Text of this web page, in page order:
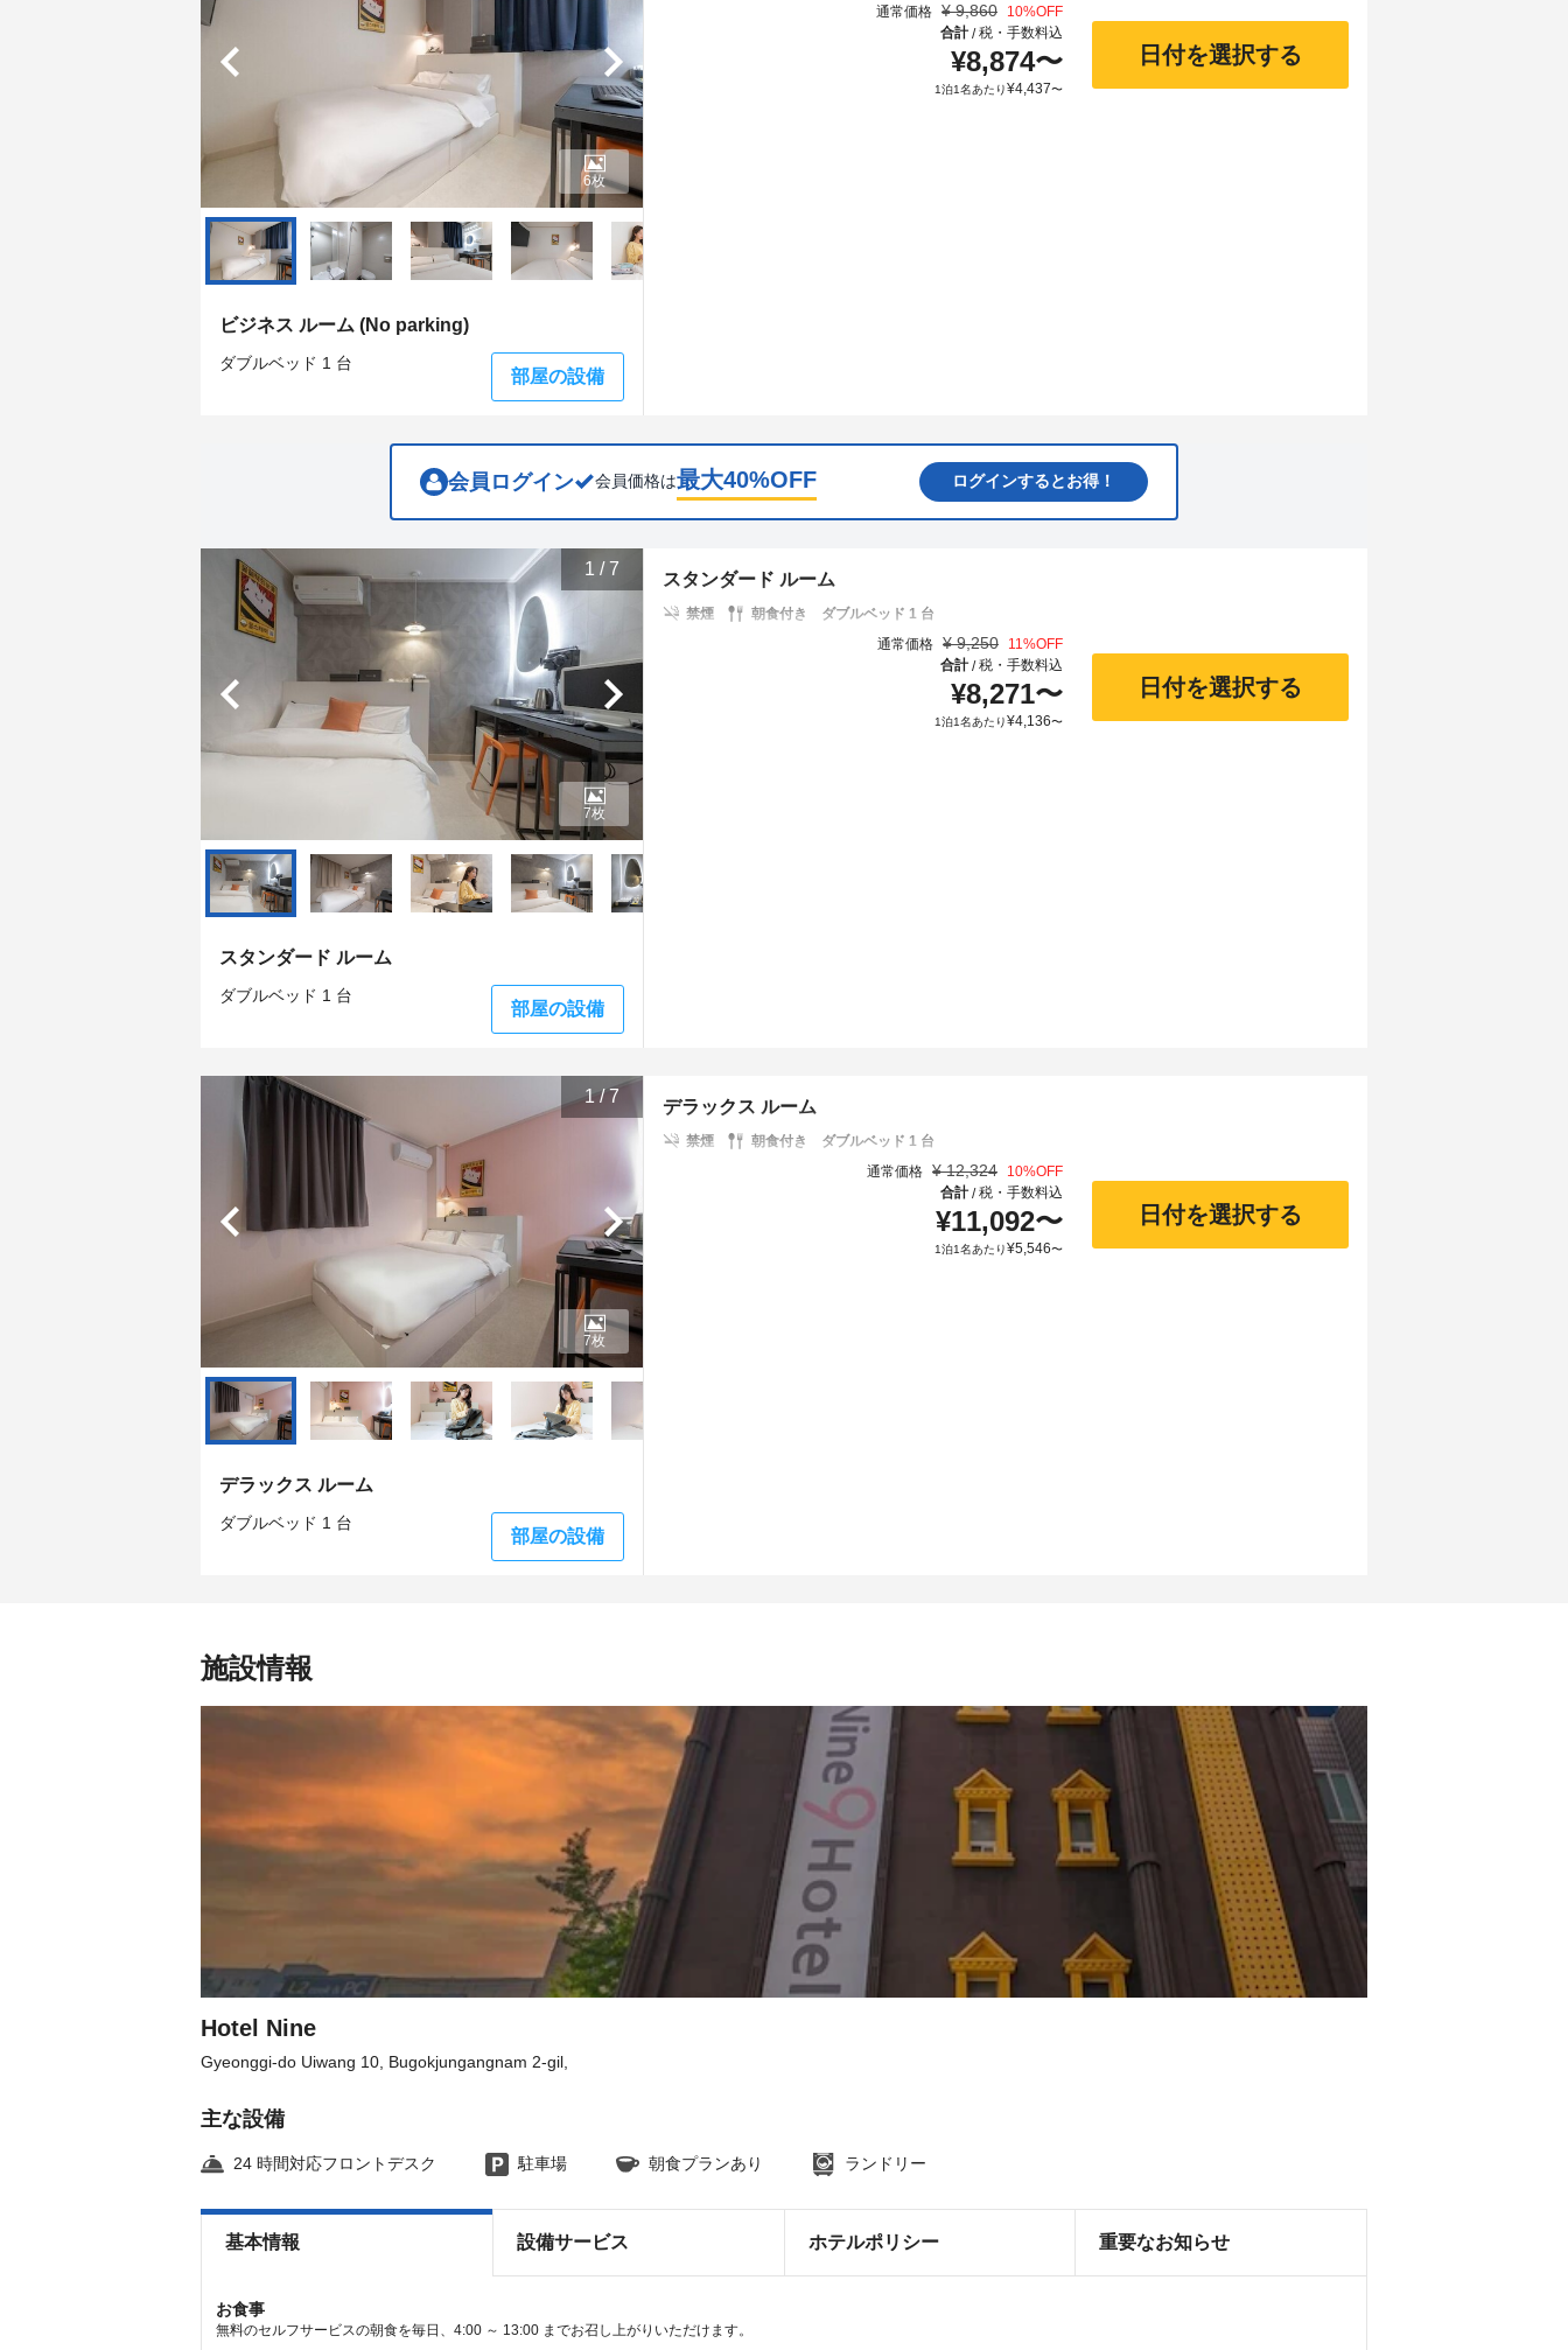
and
select
Press
the
question
mark
key
to
get
the
shortcuts
for
changing
calendar
and
select
a
date.
Press
the
question
mark
key
to
get
shortcuts
changing
ビジネス ルーム (No parking)
ダブルベッド 1 台
部屋の設備
6枚
通常価格 ¥ 9,860 10%OFF
合計/税・手数料込
¥8,874〜
1泊1名あたり¥4,437〜
日付を選択する
会員ログイン 会員価格は最大40%OFF ログインするとお得！
1 /7
スタンダード ルーム
ダブルベッド 1 台
部屋の設備
7枚
スタンダード ルーム
禁煙 朝食付き
ダブルベッド 1 台
通常価格 ¥ 9,250 11%OFF
合計/税・手数料込
¥8,271〜
1泊1名あたり¥4,136〜
日付を選択する
1/7
デラックス ルーム
ダブルベッド 1 台
部屋の設備
7枚
デラックス ルーム
禁煙 朝食付き
ダブルベッド 1 台
通常価格 ¥ 12,324 10%OFF
合計/税・手数料込
¥11,092〜
1泊1名あたり¥5,546〜
日付を選択する
施設情報
Hotel Nine
Gyeonggi-do Uiwang 10, Bugokjungangnam 2-gil,
主な設備
24 時間対応フロントデスク 駐車場 朝食プランあり ランドリー
基本情報 設備サービス ホテルポリシー 重要なお知らせ
お食事
無料のセルフサービスの朝食を毎日、4:00 ～ 13:00 までお召し上がりいただけます。